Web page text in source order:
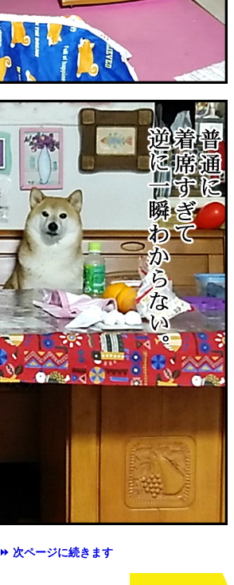
⏩ 次ページに続きます